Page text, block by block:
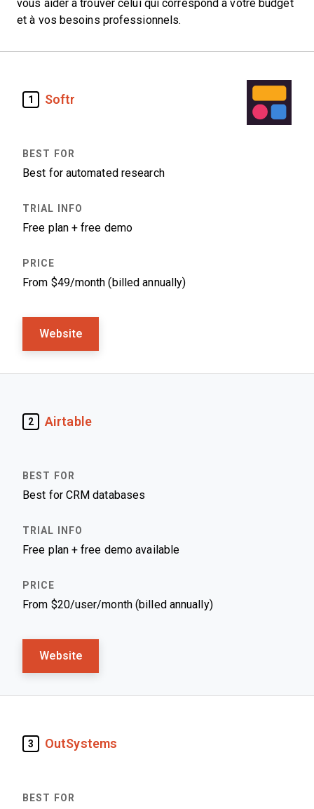
vous aider à trouver celui qui correspond à votre budget
et à vos besoins professionnels.
1 Softr
Best for automated research
Free plan + free demo
From $49/month (billed annually)
Website
2 Airtable
Best for CRM databases
Free plan + free demo available
From $20/user/month (billed annually)
Website
3 OutSystems